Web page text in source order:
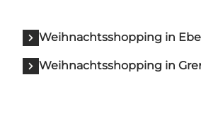
Weihnachtsshopping in
Weihnachtsshopping in